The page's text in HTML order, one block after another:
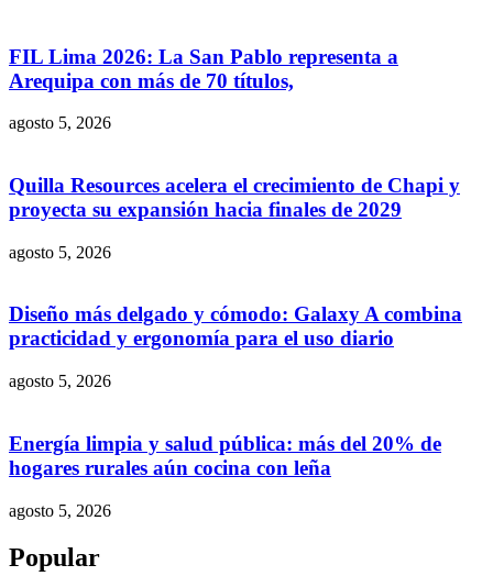
FIL Lima 2026: La San Pablo representa a
Arequipa con más de 70 títulos,
agosto 5, 2026
Quilla Resources acelera el crecimiento de Chapi y
proyecta su expansión hacia finales de 2029
agosto 5, 2026
Diseño más delgado y cómodo: Galaxy A combina
practicidad y ergonomía para el uso diario
agosto 5, 2026
Energía limpia y salud pública: más del 20% de
hogares rurales aún cocina con leña
agosto 5, 2026
Popular